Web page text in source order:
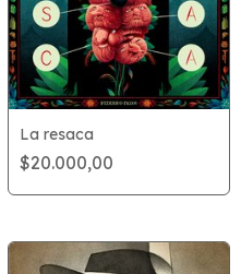
La resaca
$20.000,00